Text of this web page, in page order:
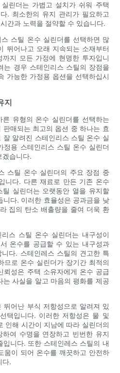
린더는 가볍고 설치가 쉬워 주택
. 최소한의 유지 관리가 필요하고
간과 노력을 절약할 수 있습니다.
스틸 온수 실린더를 선택하면 많
뛰어나고 오래 지속되는 소재부터
지 모든 가정에 현명한 투자입니
는 경우 스테인리스 스틸의 장점을
가능한 가정용 옵션을 선택하십시
지
유형의 온수 실린더를 선택하는
매되는 최고의 옵션 중 하나는 효
알려진 스테인리스 스틸 온수 실
정용 스테인리스 스틸 온수 실린더
겠습니다.
스틸 온수 실린더의 주요 장점 중
니다. 다른 재료로 만든 기존 온수
실린더는 오랫동안 열을 유지할
니다. 이러한 효율성은 공과금을 낮
집의 탄소 배출량을 줄여 더욱 환
스 스틸 온수 실린더는 내구성이
온수를 공급할 수 있는 내구성과
다. 스테인레스 스틸의 견고한 특
므로 온수 실린더가 장기간 최적의
뢰성은 주택 소유자에게 온수 공급
사실을 알고 마음의 평화를 제공
뛰어난 부식 저항성으로 알려져 있
택입니다. 이러한 저항성은 물 및
인해 시간이 지남에 따라 실린더의
여 수명을 연장하고 빈번한 유지
니다. 또한 스테인레스 스틸의 내
움이 되어 온수를 깨끗하고 안전하
다.